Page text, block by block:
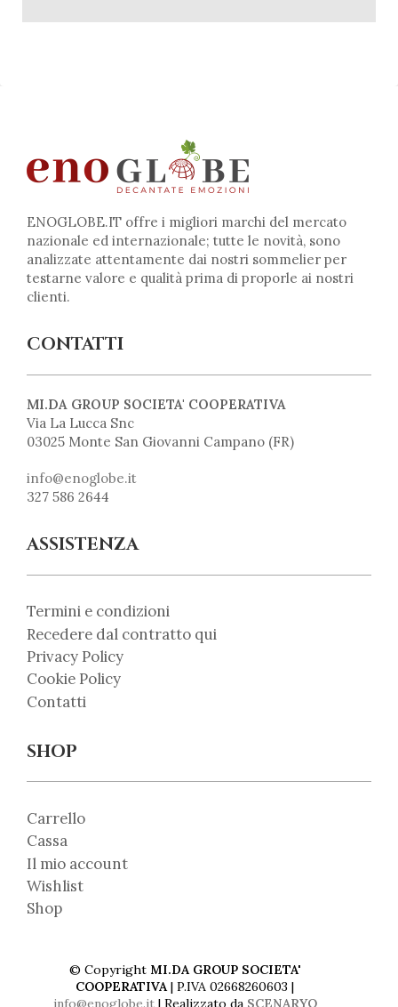
ENOGLOBE.IT offre i migliori marchi del mercato
nazionale ed internazionale; tutte le novità, sono
analizzate attentamente dai nostri sommelier per
testarne valore e qualità prima di proporle ai nostri
clienti.
CONTATTI
MI.DA GROUP SOCIETA' COOPERATIVA
Via La Lucca Snc
03025 Monte San Giovanni Campano (FR)
info@enoglobe.it
327 586 2644
ASSISTENZA
Termini e condizioni
Recedere dal contratto qui
Privacy Policy
Cookie Policy
Contatti
SHOP
Carrello
Cassa
Il mio account
Wishlist
Shop
© Copyright MI.DA GROUP SOCIETA'
COOPERATIVA| P.IVA 02668260603 |
info@enoglobe.it| Realizzato da SCENARYO